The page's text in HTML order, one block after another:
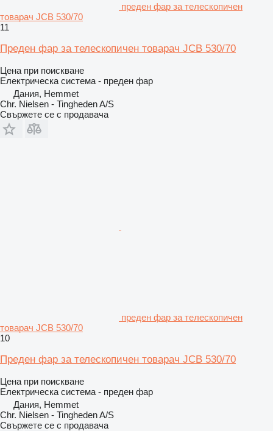
преден фар за телескопичен
товарач JCB 530/70
11
Преден фар за телескопичен товарач JCB 530/70
Цена при поискване
Електрическа система - преден фар
Дания, Hemmet
Chr. Nielsen - Tingheden A/S
Свържете се с продавача
преден фар за телескопичен
товарач JCB 530/70
10
Преден фар за телескопичен товарач JCB 530/70
Цена при поискване
Електрическа система - преден фар
Дания, Hemmet
Chr. Nielsen - Tingheden A/S
Свържете се с продавача